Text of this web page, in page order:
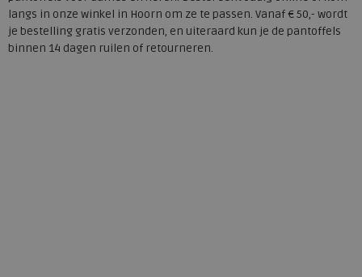
langs in onze winkel in Hoorn om ze te passen. Vanaf € 50,- wordt
je bestelling gratis verzonden, en uiteraard kun je de pantoffels
binnen 14 dagen ruilen of retourneren.